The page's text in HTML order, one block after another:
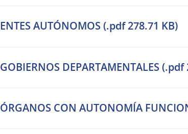
ENTES AUTÓNOMOS (.pdf 278.71 KB)
GOBIERNOS DEPARTAMENTALES
ÓRGANOS CON AUTONOMÍA